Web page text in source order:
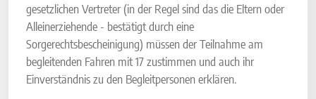
gesetzlichen Vertreter (in der Regel sind das die Eltern oder
Alleinerziehende - bestätigt durch eine
Sorgerechtsbescheinigung) müssen der Teilnahme am
begleitenden Fahren mit 17 zustimmen und auch ihr
Einverständnis zu den Begleitpersonen erklären.